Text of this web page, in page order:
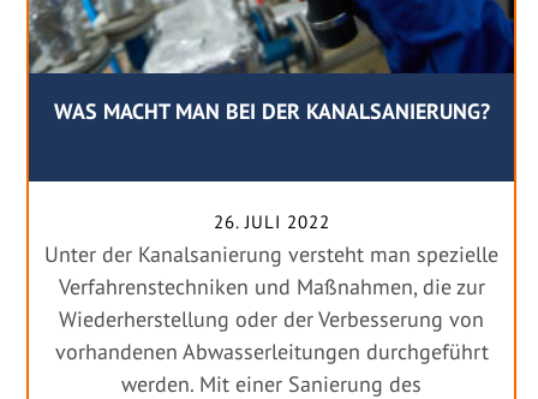
WAS MACHT MAN BEI DER KANALSANIERUNG?
26. JULI 2022
Unter der Kanalsanierung versteht man spezielle
Verfahrenstechniken und Maßnahmen, die zur
Wiederherstellung oder der Verbesserung von
vorhandenen Abwasserleitungen durchgeführt
werden. Mit einer Sanierung des